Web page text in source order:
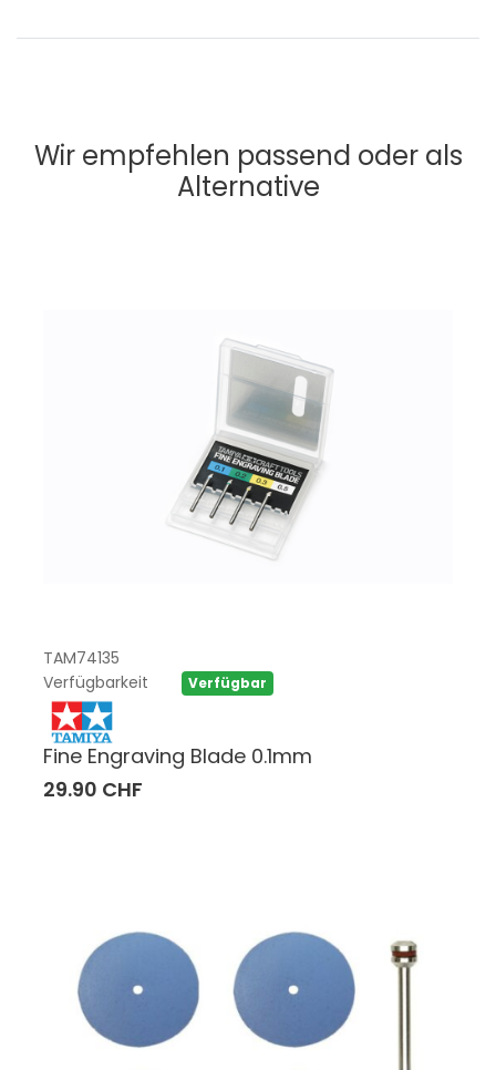
Wir empfehlen passend oder als
Alternative
TAM74135
Verfügbarkeit
Verfügbar
Fine Engraving Blade 0.1mm
29.90 CHF